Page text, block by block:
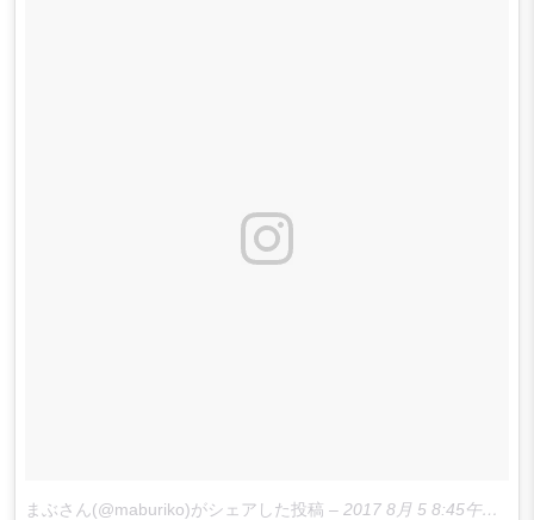
まぶさん(@maburiko)がシェアした投稿 – 2017 8月 5 8:45午前 PDT